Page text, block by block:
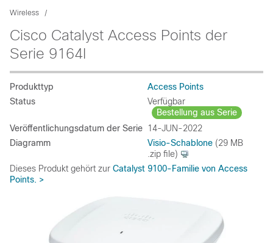
Wireless
Cisco Catalyst Access Points der
Serie 9164I
Produkttyp
Access Points
Status
Verfügbar
Bestellung aus Serie
Veröffentlichungsdatum der Serie
14-JUN-2022
Diagramm
Visio-Schablone (29 MB
.zip file)
Dieses Produkt gehört zur Catalyst 9100-Familie von Access
Points. >